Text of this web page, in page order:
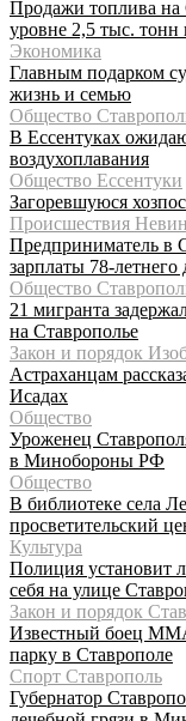
Продажи топлива на
уровне 2,5 тыс. тонн
Экономика
Главным подарком
жизнь и семью
Общество
В Ессентуках
воздухоплавания
Общество Ессентуки
Загоревшуюся
Происшествия
Предприниматель в
зарплаты 78-летнего
Общество
21 мигранта
на Ставрополье
Закон и порядок
Астраханцам
Исадах
Общество
Уроженец
в Минобороны РФ
Общество
В библиотеке села
просветительский
Культура
Полиция установит
себя на улице
Закон и порядок
Известный боец
парку в Ставрополе
Спорт Ставрополь
Губернатор